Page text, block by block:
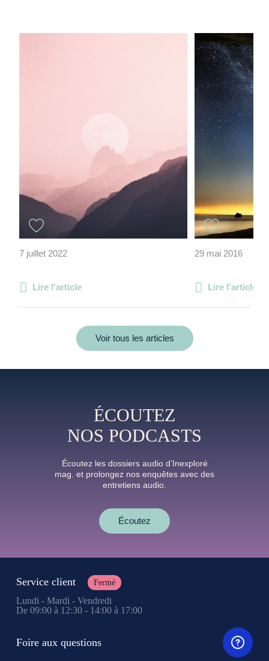
7 juillet 2022
Lire l'article
29 mai 2016
Lire l'article
Voir tous les articles
ÉCOUTEZ
NOS PODCASTS
Écoutez les dossiers audio d’Inexploré
mag. et prolongez nos enquêtes avec des
entretiens audio.
Écoutez
Service client Fermé
Lundi - Mardi - Vendredi
De 09:00 à 12:30 - 14:00 à 17:00
Foire aux questions